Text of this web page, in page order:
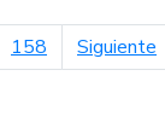
158 Siguiente